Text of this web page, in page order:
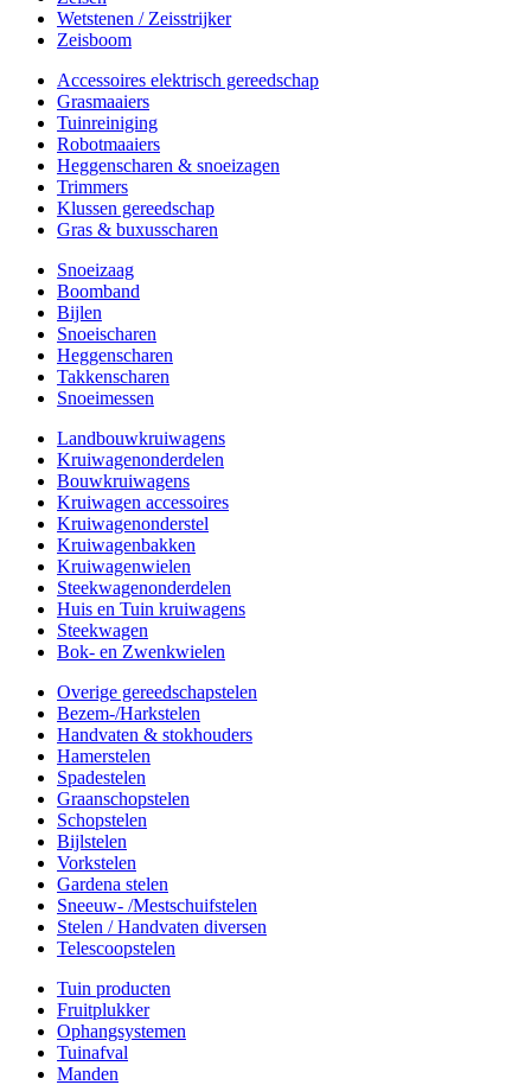
Wetstenen / Zeisstrijker
Zeisboom
Accessoires elektrisch gereedschap
Grasmaaiers
Tuinreiniging
Robotmaaiers
Heggenscharen & snoeizagen
Trimmers
Klussen gereedschap
Gras & buxusscharen
Snoeizaag
Boomband
Bijlen
Snoeischaren
Heggenscharen
Takkenscharen
Snoeimessen
Landbouwkruiwagens
Kruiwagenonderdelen
Bouwkruiwagens
Kruiwagen accessoires
Kruiwagenonderstel
Kruiwagenbakken
Kruiwagenwielen
Steekwagenonderdelen
Huis en Tuin kruiwagens
Steekwagen
Bok- en Zwenkwielen
Overige gereedschapstelen
Bezem-/Harkstelen
Handvaten & stokhouders
Hamerstelen
Spadestelen
Graanschopstelen
Schopstelen
Bijlstelen
Vorkstelen
Gardena stelen
Sneeuw- /Mestschuifstelen
Stelen / Handvaten diversen
Telescoopstelen
Tuin producten
Fruitplukker
Ophangsystemen
Tuinafval
Manden